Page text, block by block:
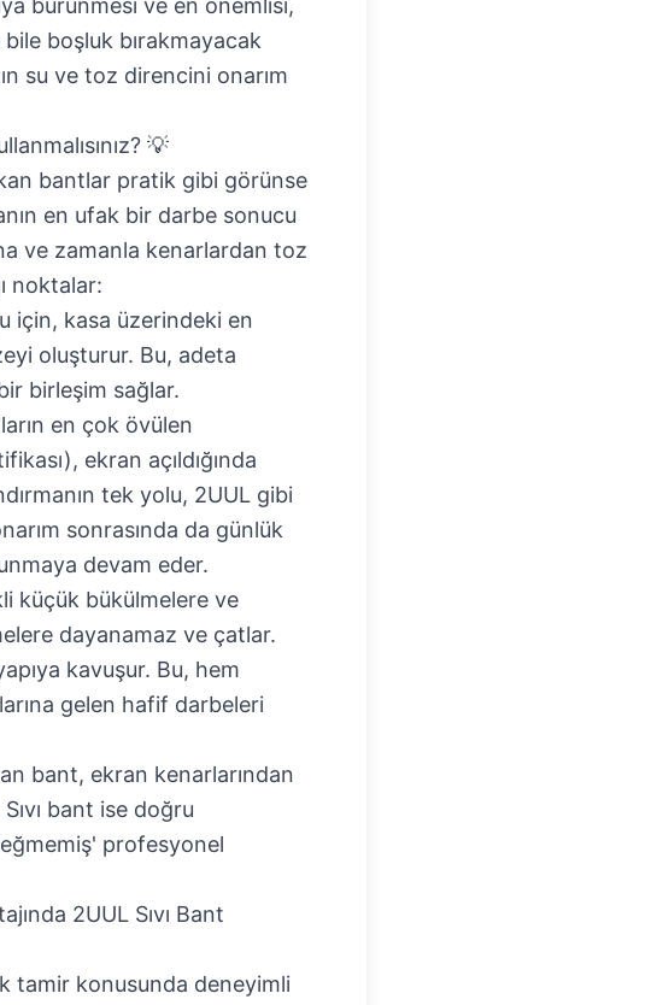
bürünmesi ve en önemlisi,
boşluk bırakmayacak
su ve toz direncini onarım
💡
bantlar pratik gibi görünse
en ufak bir darbe sonucu
ve zamanla kenarlardan toz
noktalar:
için, kasa üzerindeki en
oluşturur. Bu, adeta
birleşim sağlar.
en çok övülen
ekran açıldığında
tek yolu, 2UUL gibi
sonrasında da günlük
devam eder.
küçük bükülmelere ve
dayanamaz ve çatlar.
kavuşur. Bu, hem
gelen hafif darbeleri
bant, ekran kenarlarından
bant ise doğru
profesyonel
2UUL Sıvı Bant
tamir konusunda deneyimli